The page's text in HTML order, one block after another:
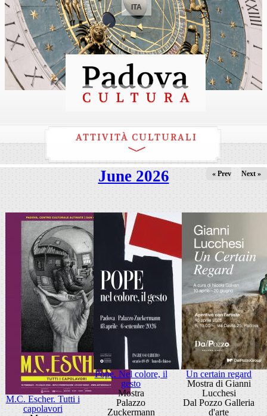
ITA
ATTIVITÀ CULTURALI
June 2026 « Prev Next »
M.C. Escher. Tutti i
capolavori
Pope. Nel colore, il
gesto
Mostra
Palazzo
Zuckermann
Un certain regard
Mostra di Gianni
Lucchesi
Dal Pozzo Galleria
d'arte